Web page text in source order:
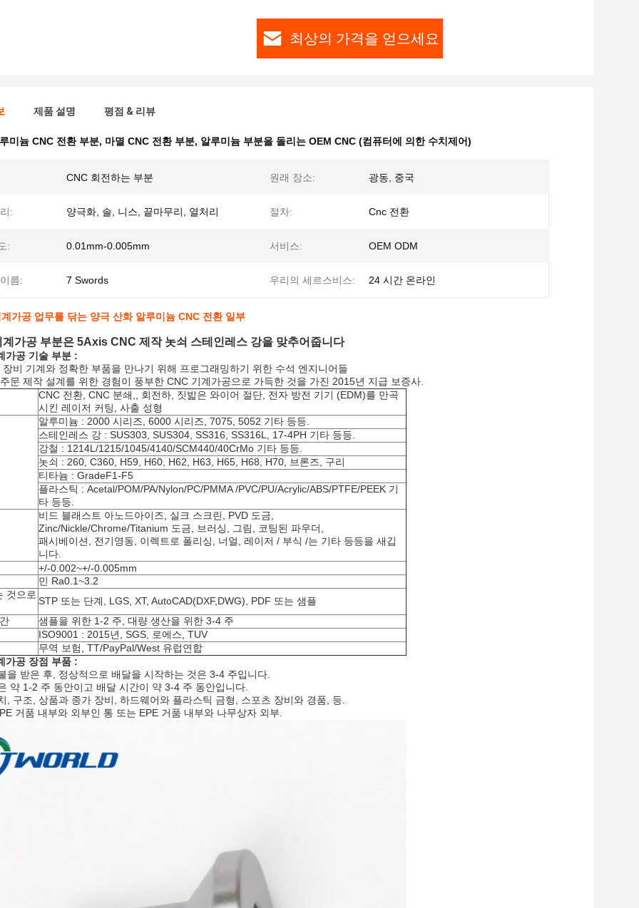
최상의 가격을 얻으세요
제품 설명 평점 & 리뷰
미늄 CNC 전환 부분, 마멸 CNC 전환 부분, 알루미늄 부분을 돌리는 OEM CNC (컴퓨터에 의한 수치제어)
CNC 회전하는 부분 원래 장소: 광동, 중국
: 양극화, 솔, 니스, 끝마무리, 열처리 절차: Cnc 전환
: 0.01mm-0.005mm 서비스: OEM ODM
름: 7 Swords 우리의 세르스비스: 24 시간 온라인
가공 업무를 닦는 양극 산화 알루미늄 CNC 전환 일부
계가공 부분은 5Axis CNC 제작 놋쇠 스테인레스 강을 맞추어줍니다
가공 기술 부분 :
비 기계와 정확한 부품을 만나기 위해 프로그래밍하기 위한 수석 엔지니어들
문 제작 설계를 위한 경험이 풍부한 CNC 기계가공으로 가득한 것을 가진 2015년 지급 보증사.
CNC 전환, CNC 분쇄,, 회전하, 짓밟은 와이어 절단, 전자 방전 기기 (EDM)를 만곡
시킨 레이저 커팅, 사출 성형
알루미늄 : 2000 시리즈, 6000 시리즈, 7075, 5052 기타 등등.
스테인레스 강 : SUS303, SUS304, SS316, SS316L, 17-4PH 기타 등등.
강철 : 1214L/1215/1045/4140/SCM440/40CrMo 기타 등등.
놋쇠 : 260, C360, H59, H60, H62, H63, H65, H68, H70, 브론즈, 구리
티타늄 : GradeF1-F5
플라스틱 : Acetal/POM/PA/Nylon/PC/PMMA /PVC/PU/Acrylic/ABS/PTFE/PEEK 기
타 등등.
비드 블래스트 아노드아이즈, 실크 스크린, PVD 도금,
Zinc/Nickle/Chrome/Titanium 도금, 브러싱, 그림, 코팅된 파우더,
패시베이션, 전기영동, 이렉트로 폴리싱, 너얼, 레이저 / 부식 /는 기타 등등을 새깁
니다.
+/-0.002~+/-0.005mm
민 Ra0.1~3.2
것으로
STP 또는 단계, LGS, XT, AutoCAD(DXF,DWG), PDF 또는 샘플
샘플을 위한 1-2 주, 대량 생산을 위한 3-4 주
ISO9001 : 2015년, SGS, 로에스, TUV
무역 보험, TT/PayPal/West 유럽연합
가공 장점 부품 :
을 받은 후, 정상적으로 배달을 시작하는 것은 3-4 주입니다.
약 1-2 주 동안이고 배달 시간이 약 3-4 주 동안입니다.
, 구조, 상품과 종가 장비, 하드웨어와 플라스틱 금형, 스포츠 장비와 경품, 등.
거품 내부와 외부인 통 또는 EPE 거품 내부와 나무상자 외부.